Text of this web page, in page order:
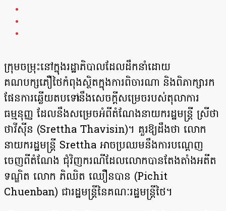
ក្រុមចម្រុះនៅក្នុងរដ្ឋាភិបាលដែលដឹកនាំដោយ
គណបក្សភឿថៃកំពុងស្ថិតក្នុងការពិចារណា និងពិភាក្សារក
ផែនការឆ្លើយតបទៅនឹងសេចក្ដីសម្រេចរបស់តុលាការ
ធម្មនុញ្ញ ដែលនឹងសម្រេចអំពីតំណែងនាយករដ្ឋមន្រ្តី ស្រីថា
ថាវីស៊ីន (Srettha Thavisin)។ គួរឱ្យដឹងថា លោក
នាយករដ្ឋមន្រ្តី Srettha អាចប្រឈមនឹងការបណ្ដេញ
ចេញពីតំណែង ជុំវិញករណីដែលលោកបានតែងតាំងអតីត
ទណ្ឌិត លោក ភិឈិត ឈឿនបាន (Pichit
Chuenban) ជារដ្ឋមន្ត្រីនៃគណៈរដ្ឋមន្ត្រីថៃ។